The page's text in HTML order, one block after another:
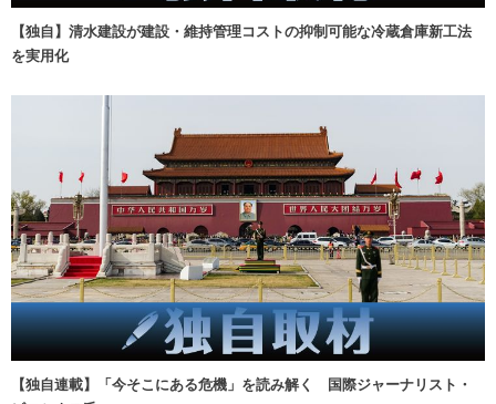
【独自】清水建設が建設・維持管理コストの抑制可能な冷蔵倉庫新工法
を実用化
【独自連載】「今そこにある危機」を読み解く 国際ジャーナリスト・